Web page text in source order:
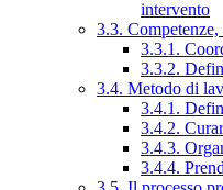
intervento
3.3.
3.3.1.
3.3.2.
3.4. Metodo di
3.4.1.
3.4.2.
3.4.3.
3.4.4.